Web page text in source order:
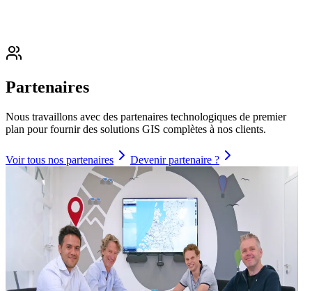
Partenaires
Nous travaillons avec des partenaires technologiques de premier
plan pour fournir des solutions GIS complètes à nos clients.
Voir tous nos partenaires Devenir partenaire ?